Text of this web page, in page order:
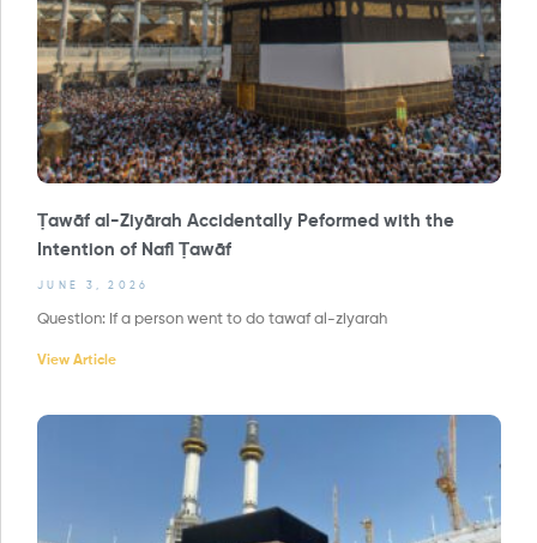
Ṭawāf al-Ziyārah Accidentally Peformed with the
Intention of Nafl Ṭawāf
JUNE 3, 2026
Question: If a person went to do tawaf al-ziyarah
View Article